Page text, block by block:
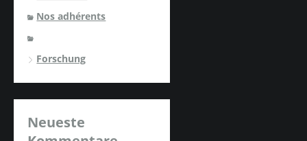
Nos adhérents
Forschung
Neueste